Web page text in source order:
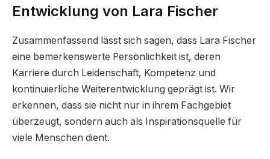
Entwicklung von Lara Fischer
Zusammenfassend lässt sich sagen, dass Lara Fischer
eine bemerkenswerte Persönlichkeit ist, deren
Karriere durch Leidenschaft, Kompetenz und
kontinuierliche Weiterentwicklung geprägt ist. Wir
erkennen, dass sie nicht nur in ihrem Fachgebiet
überzeugt, sondern auch als Inspirationsquelle für
viele Menschen dient.